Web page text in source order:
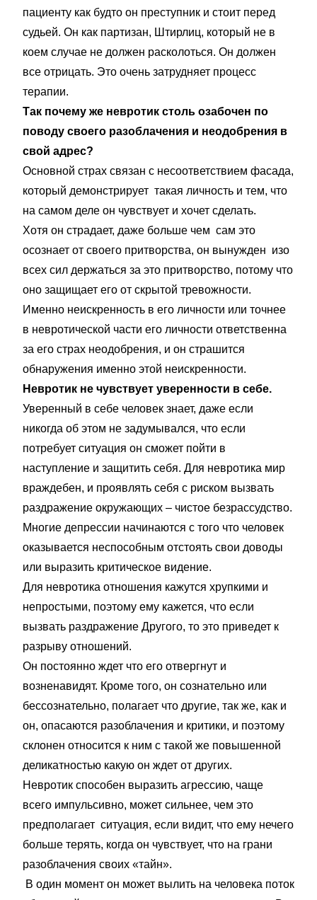
пациенту как будто он преступник и стоит перед
судьей. Он как партизан, Штирлиц, который не в
коем случае не должен расколоться. Он должен
все отрицать. Это очень затрудняет процесс
терапии.
Так почему же невротик столь озабочен по
поводу своего разоблачения и неодобрения в
свой адрес?
Основной страх связан с несоответствием фасада,
который демонстрирует такая личность и тем, что
на самом деле он чувствует и хочет сделать.
Хотя он страдает, даже больше чем сам это
осознает от своего притворства, он вынужден изо
всех сил держаться за это притворство, потому что
оно защищает его от скрытой тревожности.
Именно неискренность в его личности или точнее
в невротической части его личности ответственна
за его страх неодобрения, и он страшится
обнаружения именно этой неискренности.
Невротик не чувствует уверенности в себе.
Уверенный в себе человек знает, даже если
никогда об этом не задумывался, что если
потребует ситуация он сможет пойти в
наступление и защитить себя. Для невротика мир
враждебен, и проявлять себя с риском вызвать
раздражение окружающих – чистое безрассудство.
Многие депрессии начинаются с того что человек
оказывается неспособным отстоять свои доводы
или выразить критическое видение.
Для невротика отношения кажутся хрупкими и
непростыми, поэтому ему кажется, что если
вызвать раздражение Другого, то это приведет к
разрыву отношений.
Он постоянно ждет что его отвергнут и
возненавидят. Кроме того, он сознательно или
бессознательно, полагает что другие, так же, как и
он, опасаются разоблачения и критики, и поэтому
склонен относится к ним с такой же повышенной
деликатностью какую он ждет от других.
Невротик способен выразить агрессию, чаще
всего импульсивно, может сильнее, чем это
предполагает ситуация, если видит, что ему нечего
больше терять, когда он чувствует, что на грани
разоблачения своих «тайн».
В один момент он может вылить на человека поток